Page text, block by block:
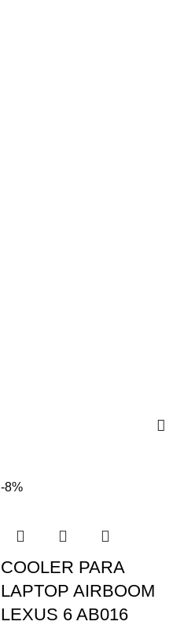
-8%
COOLER PARA
LAPTOP AIRBOOM
LEXUS 6 AB016